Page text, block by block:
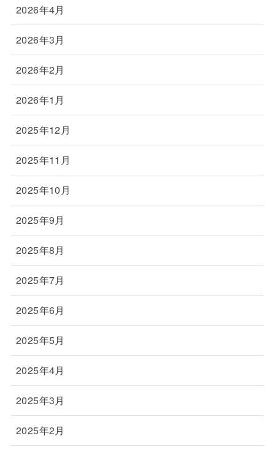
2026年4月
2026年3月
2026年2月
2026年1月
2025年12月
2025年11月
2025年10月
2025年9月
2025年8月
2025年7月
2025年6月
2025年5月
2025年4月
2025年3月
2025年2月